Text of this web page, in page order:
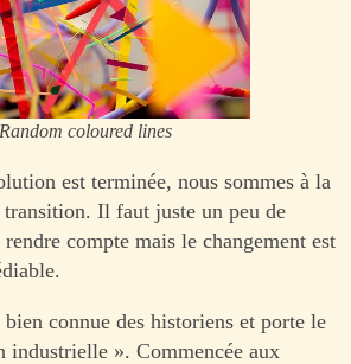
Random coloured lines
est terminée, nous sommes à la
Il faut juste un peu de
compte mais le changement est
connue des historiens et porte le
industrielle ». Commencée aux